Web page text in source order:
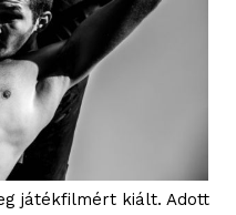
játékfilmért kiált. Adott